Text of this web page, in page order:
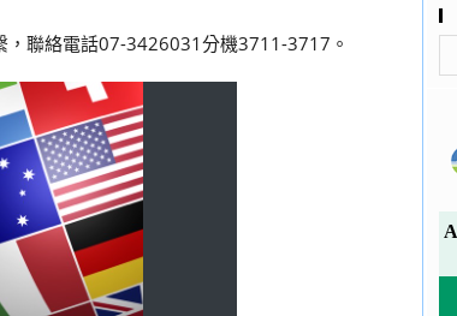
，聯絡電話07-3426031分機3711-3717。
整